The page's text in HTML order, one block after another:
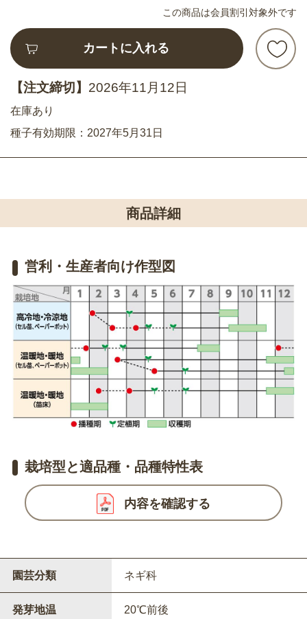
この商品は会員割引対象外です
カートに入れる
【注文締切】 2026年11月12日
在庫あり
種子有効期限：2027年5月31日
商品詳細
営利・生産者向け作型図
栽培型と適品種・品種特性表
内容を確認する
園芸分類 ネギ科
発芽地温 20℃前後